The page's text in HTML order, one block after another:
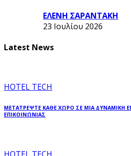
ΕΛΕΝΗ ΣΑΡΑΝΤΑΚΗ
23 Ιουλίου 2026
Latest News
HOTEL TECH
ΜΕΤΑΤΡΕΨΤΕ ΚΑΘΕ ΧΩΡΟ ΣΕ ΜΙΑ ΔΥΝΑΜΙΚΗ
ΕΠΙΚΟΙΝΩΝΙΑΣ